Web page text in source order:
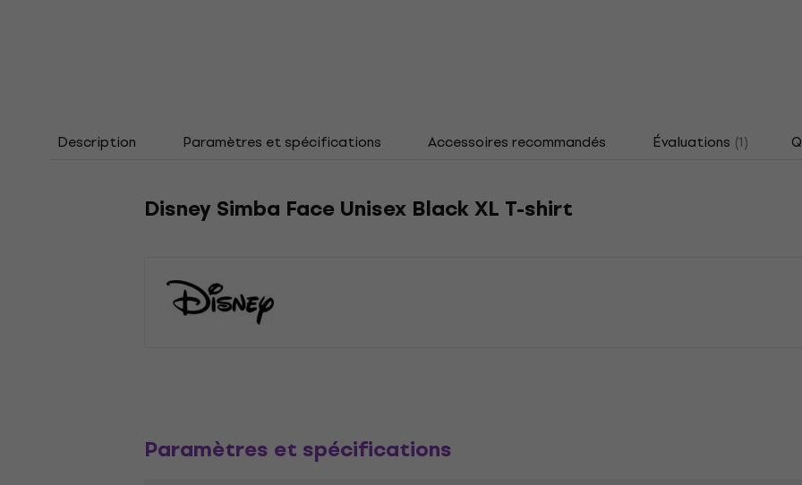
Description Paramètres et spécifications Accessoires recommandés Évaluations (1)
Disney Simba Face Unisex Black XL T-shirt
Paramètres et spécifications